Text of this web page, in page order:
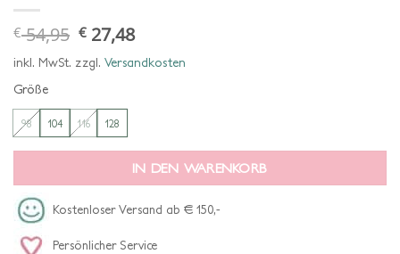
€54,95 ursprünglicher
preis
war:
€ 54,95
€ 27,48aktueller
preis
ist:
€ 27,48.
inkl. MwSt. zzgl. Versandkosten
Größe
98 104 116 128
IN DEN WARENKORB
Kostenloser Versand ab € 150,-
Persönlicher Service